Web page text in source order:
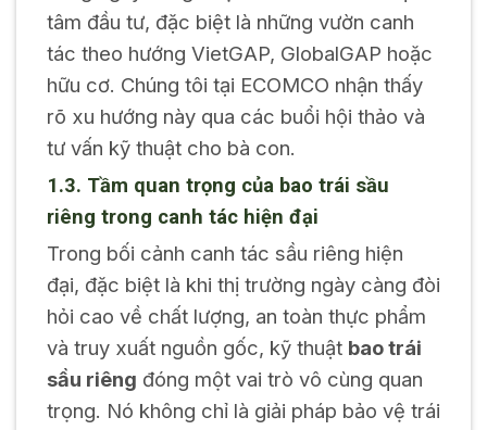
tâm đầu tư, đặc biệt là những vườn canh
tác theo hướng VietGAP, GlobalGAP hoặc
hữu cơ. Chúng tôi tại ECOMCO nhận thấy
rõ xu hướng này qua các buổi hội thảo và
tư vấn kỹ thuật cho bà con.
1.3. Tầm quan trọng của bao trái sầu
riêng trong canh tác hiện đại
Trong bối cảnh canh tác sầu riêng hiện
đại, đặc biệt là khi thị trường ngày càng đòi
hỏi cao về chất lượng, an toàn thực phẩm
và truy xuất nguồn gốc, kỹ thuật bao trái
sầu riêng đóng một vai trò vô cùng quan
trọng. Nó không chỉ là giải pháp bảo vệ trái